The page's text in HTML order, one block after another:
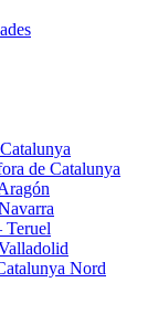
de Catalunya
Teruel
Nord